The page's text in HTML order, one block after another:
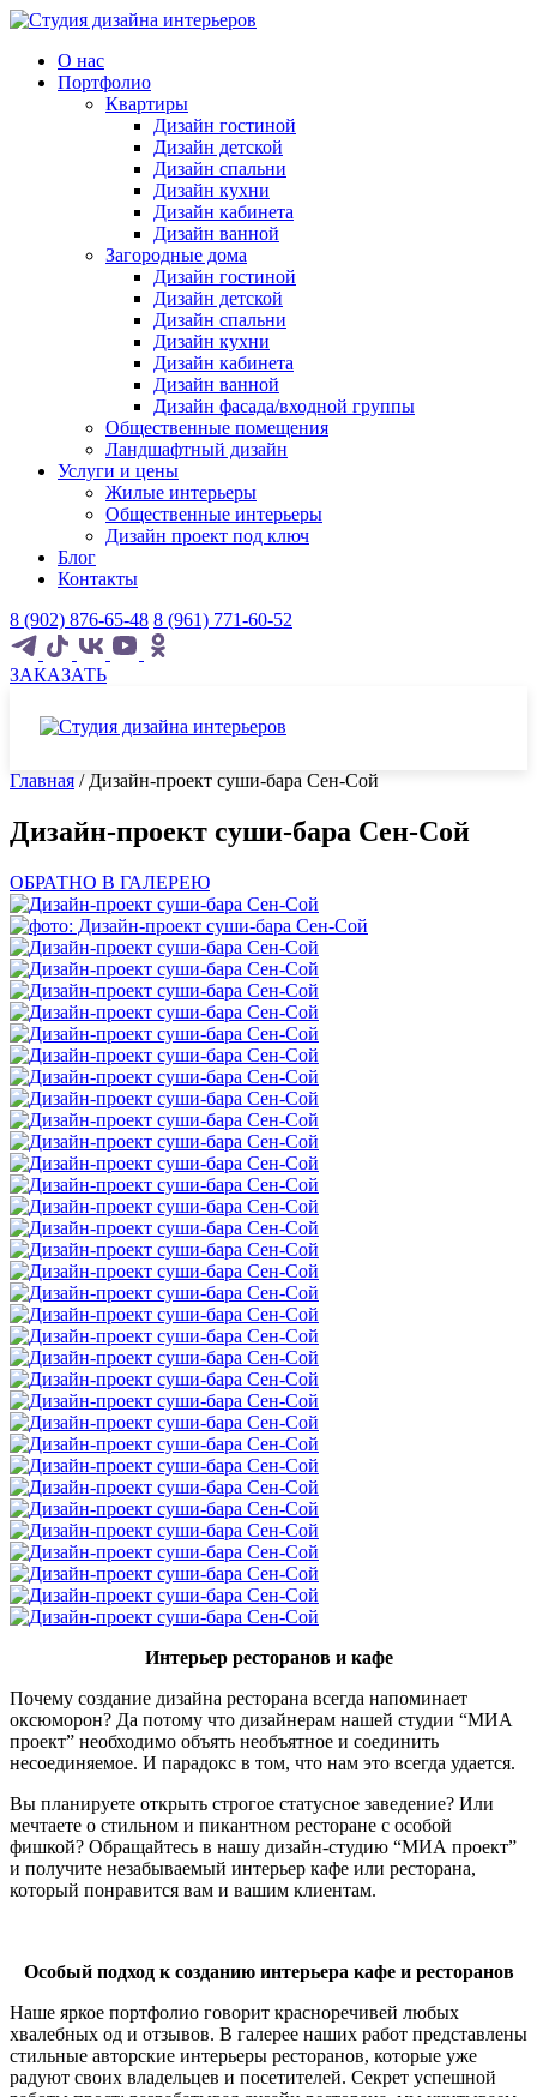
О нас
Портфолио
Квартиры
Дизайн гостиной
Дизайн детской
Дизайн спальни
Дизайн кухни
Дизайн кабинета
Дизайн ванной
Загородные дома
Дизайн гостиной
Дизайн детской
Дизайн спальни
Дизайн кухни
Дизайн кабинета
Дизайн ванной
Дизайн фасада/входной группы
Общественные помещения
Ландшафтный дизайн
Услуги и цены
Жилые интерьеры
Общественные интерьеры
Дизайн проект под ключ
Блог
Контакты
8 (902) 876-65-48 8 (961) 771-60-52
ЗАКАЗАТЬ
Главная / Дизайн-проект суши-бара Сен-Сой
Дизайн-проект суши-бара Сен-Сой
ОБРАТНО В ГАЛЕРЕЮ
Интерьерресторанови кафе
Почему создание дизайна ресторана всегда напоминает
оксюморон? Да потому что дизайнерам нашей студии “МИА
проект” необходимо объять необъятное и соединить
несоединяемое. И парадокс в том, что нам это всегда удается.
Вы планируете открыть строгое статусное заведение? Или
мечтаете о стильном и пикантном ресторане с особой
фишкой? Обращайтесь в нашу дизайн-студию “МИА проект”
и получите незабываемый интерьер кафе или ресторана,
который понравится вам и вашим клиентам.
Особый подходк созданию интерьера кафе и ресторанов
Наше яркое портфолио говорит красноречивей любых
хвалебных од и отзывов. В галерее наших работ представлены
стильные авторские интерьеры ресторанов, которые уже
радуют своих владельцев и посетителей. Секрет успешной